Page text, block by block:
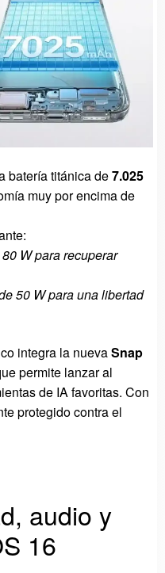
batería titánica de7.025
muy por encima de
W para recuperar
50 W para una libertad
integra la nuevaSnap
permite lanzar al
de IA favoritas. Con
protegido contra el
audio y
16